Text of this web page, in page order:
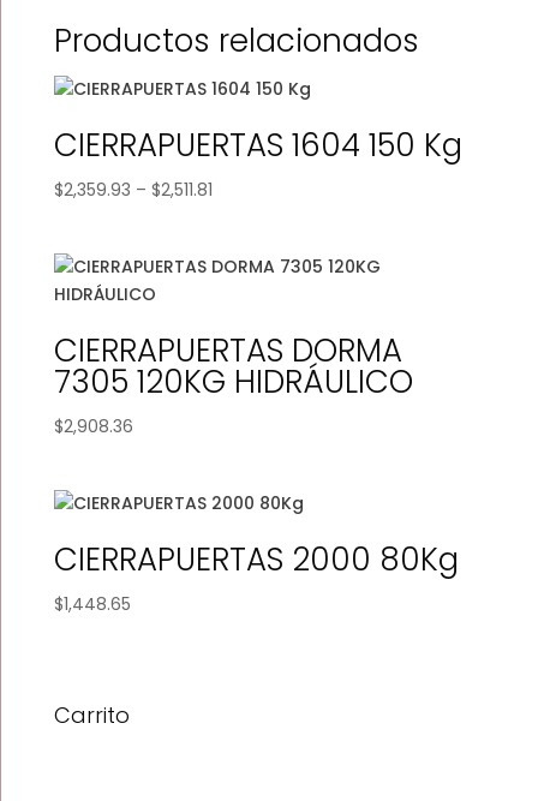
Productos relacionados
CIERRAPUERTAS 1604 150 Kg
$2,359.93 – $2,511.81Price
through
CIERRAPUERTAS DORMA
7305 120KG HIDRÁULICO
$2,908.36
CIERRAPUERTAS 2000 80Kg
$1,448.65
Carrito